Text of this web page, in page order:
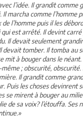
l’idée. Il grandit comme
marcha comme l’homme
l’homme puis il les
qui est arrêté. Il devint
Il devait seulement
devait tomber. Il tomba au
mit à bouger dans le
; obscurité,
Il grandit comme
Puis les choses devinrent
se mirent à bouger au
de sa voix? l’étouffa. Ses